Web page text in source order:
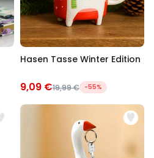
Hasen Tasse Winter Edition
9,09 €19,99 € -55%